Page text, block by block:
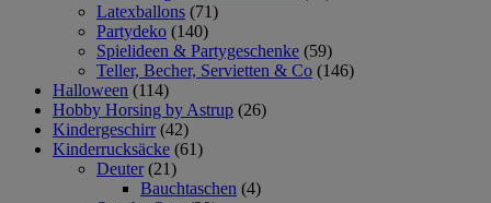
Latexballons (71)
Partydeko (140)
Spielideen & Partygeschenke (59)
Teller, Becher, Servietten & Co (146)
Halloween (114)
Hobby Horsing by Astrup (26)
Kindergeschirr (42)
Kinderrucksäcke (61)
Deuter (21)
Bauchtaschen (4)